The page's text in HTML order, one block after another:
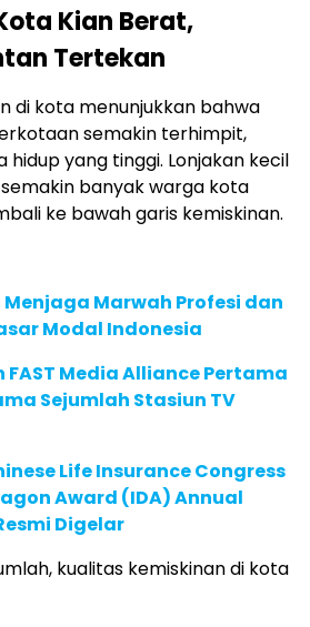
Kian Berat,
Tertekan
di kota menunjukkan bahwa
semakin terhimpit,
yang tinggi. Lonjakan kecil
banyak warga kota
ke bawah garis kemiskinan.
Menjaga Marwah Profesi dan
Modal Indonesia
Media Alliance Pertama
Sejumlah Stasiun TV
Life Insurance Congress
Award (IDA) Annual
Digelar
kualitas kemiskinan di kota